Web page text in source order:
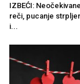
IZBEĆI: Neočekivane
reči, pucanje
i...